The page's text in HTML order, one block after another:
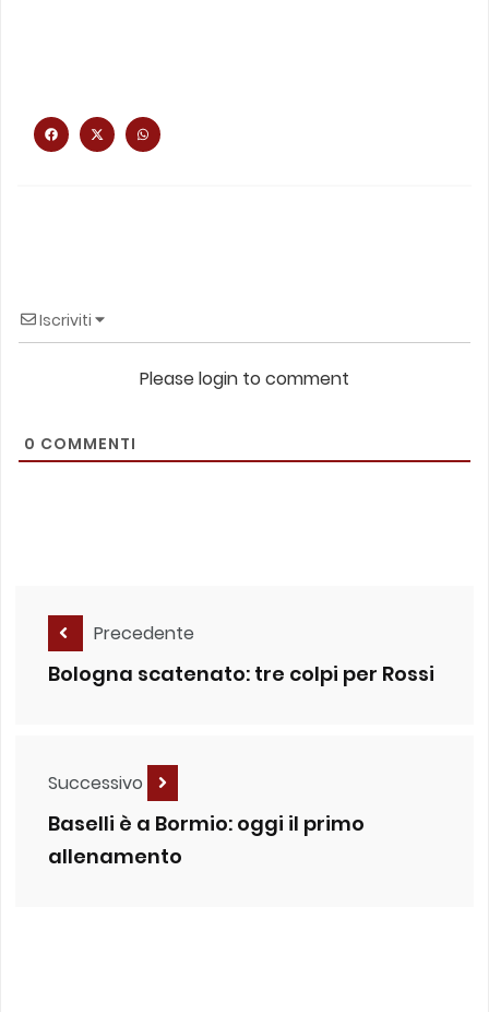
Iscriviti
Please login to comment
0 COMMENTI
Precedente
Bologna scatenato: tre colpi per Rossi
Successivo
Baselli è a Bormio: oggi il primo
allenamento